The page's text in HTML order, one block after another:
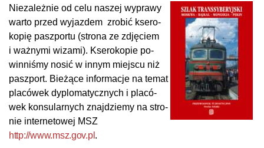
Nie­za­leż­nie od ce­lu na­szej wy­pra­wy
war­to przed wy­jaz­dem zro­bić kse­ro­
ko­pię pasz­por­tu (stro­na ze zdję­ciem
i waż­ny­mi wi­za­mi). Kse­ro­ko­pie po­
win­niś­my no­sić w in­nym miej­s­cu niż
pasz­port. Bie­żą­ce in­for­ma­cje na te­mat
pla­có­wek dyp­lo­ma­tycz­nych i pla­có­
wek kon­su­lar­nych zna­jdzie­my na stro­
nie in­ter­ne­to­wej MSZ
http://www.msz.gov.pl .